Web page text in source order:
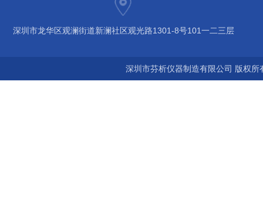
深圳市龙华区观澜街道新澜社区观光路1301-8号101一二三层
深圳市芬析仪器制造有限公司 版权